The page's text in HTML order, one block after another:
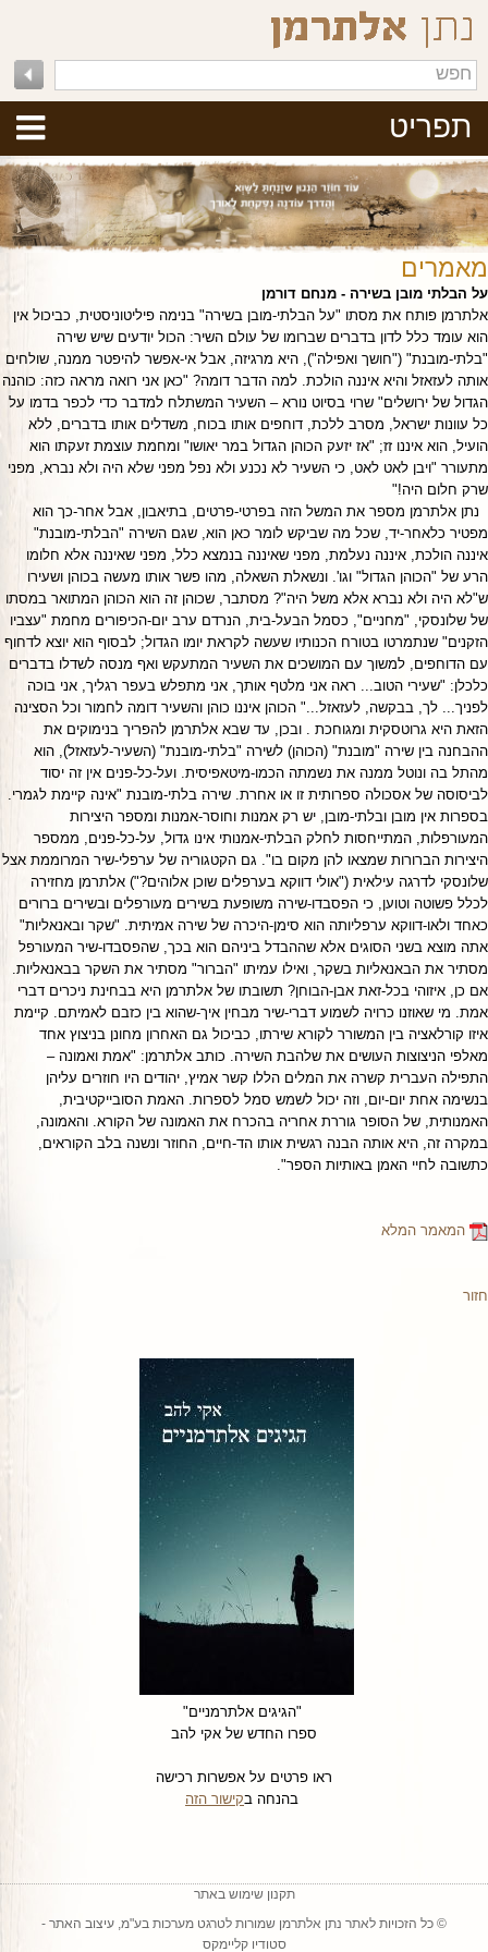
תפריט
מאמרים
על הבלתי מובן בשירה - מנחם דורמן
אלתרמן פותח את מסתו "על הבלתי-מובן בשירה" בנימה פיליטוניסטית, כביכול אין
הוא עומד כלל לדון בדברים שברומו של עולם השיר: הכול יודעים שיש שירה
"בלתי-מובנת" ("חושך ואפילה"), היא מרגיזה, אבל אי-אפשר להיפטר ממנה, שולחים
אותה לעזאזל והיא איננה הולכת. למה הדבר דומה? "כאן אני רואה מראה כזה: כוהנה
הגדול של ירושלים" שרוי בסיוט נורא – השעיר המשתלח למדבר כדי לכפר בדמו על
כל עוונות ישראל, מסרב ללכת, דוחפים אותו בכוח, משדלים אותו בדברים, ללא
הועיל, הוא איננו זז; "אז יזעק הכוהן הגדול במר יאושו" ומחמת עוצמת זעקתו הוא
מתעורר "ויבן לאט לאט, כי השעיר לא נכנע ולא נפל מפני שלא היה ולא נברא, מפני
שרק חלום היה!"
נתן אלתרמן מספר את המשל הזה בפרטי-פרטים, בתיאבון, אבל אחר-כך הוא
מפטיר כלאחר-יד, שכל מה שביקש לומר כאן הוא, שגם השירה "הבלתי-מובנת"
איננה הולכת, איננה נעלמת, מפני שאיננה בנמצא כלל, מפני שאיננה אלא חלומו
הרע של "הכוהן הגדול" וגו'. ונשאלת השאלה, מהו פשר אותו מעשה בכוהן ושעירו
ש"לא היה ולא נברא אלא משל היה"? מסתבר, שכוהן זה הוא הכוהן המתואר במסתו
של שלונסקי, "מחניים", כסמל הבעל-בית, הנרדם ערב יום-הכיפורים מחמת "עצביו
הזקנים" שנתמרטו בטורח הכנותיו שעשה לקראת יומו הגדול; לבסוף הוא יוצא לדחוף
עם הדוחפים, למשוך עם המושכים את השעיר המתעקש ואף מנסה לשדלו בדברים
כלכלן: "שעירי הטוב... ראה אני מלטף אותך, אני מתפלש בעפר רגליך, אני בוכה
לפניך... לך, בבקשה, לעזאזל..." הכוהן איננו כוהן והשעיר דומה לחמור וכל הסצינה
הזאת היא גרוטסקית ומגוחכת . ובכן, עד שבא אלתרמן להפריך בנימוקים את
ההבחנה בין שירה "מובנת" (הכוהן) לשירה "בלתי-מובנת" (השעיר-לעזאזל), הוא
מהתל בה ונוטל ממנה את נשמתה הכמו-מיטאפיסית. ועל-כל-פנים אין זה יסוד
לביסוסה של אסכולה ספרותית זו או אחרת. שירה בלתי-מובנת "אינה קיימת לגמרי.
בספרות אין מובן ובלתי-מובן, יש רק אמנות וחוסר-אמנות ומספר היצירות
המעורפלות, המתייחסות לחלק הבלתי-אמנותי אינו גדול, על-כל-פנים, ממספר
היצירות הברורות שמצאו להן מקום בו". גם הקטגוריה של ערפלי-שיר המרוממת אצל
שלונסקי לדרגה עילאית ("אולי דווקא בערפלים שוכן אלוהים?") אלתרמן מחזירה
לכלל פשוטה וטוען, כי הפסבדו-שירה משופעת בשירים מעורפלים ובשירים ברורים
כאחד ולאו-דווקא ערפליותה הוא סימן-היכרה של שירה אמיתית. "שקר ובאנאליות"
אתה מוצא בשני הסוגים אלא שההבדל ביניהם הוא בכך, שהפסבדו-שיר המעורפל
מסתיר את הבאנאליות בשקר, ואילו עמיתו "הברור" מסתיר את השקר בבאנאליות.
אם כן, איזוהי בכל-זאת אבן-הבוחן? תשובתו של אלתרמן היא בבחינת ניכרים דברי
אמת. מי שאוזנו כרויה לשמוע דברי-שיר מבחין איך-שהוא בין כזבם לאמיתם. קיימת
איזו קורלאציה בין המשורר לקורא שירתו, כביכול גם האחרון מחונן בניצוץ אחד
מאלפי הניצוצות העושים את שלהבת השירה. כותב אלתרמן: "אמת ואמונה –
התפילה העברית קשרה את המלים הללו קשר אמיץ, יהודים היו חוזרים עליהן
בנשימה אחת יום-יום, וזה יכול לשמש סמל לספרות. האמת הסובייקטיבית,
האמנותית, של הסופר גוררת אחריה בהכרח את האמונה של הקורא. והאמונה,
במקרה זה, היא אותה הבנה רגשית אותו הד-חיים, החוזר ונשנה בלב הקוראים,
כתשובה לחיי האמן באותיות הספר".
המאמר המלא
חזור
"הגיגים אלתרמניים"
ספרו החדש של אקי להב
ראו פרטים על אפשרות רכישה
בהנחה בקישור הזה
תקנון שימוש באתר
© כל הזכויות לאתר נתן אלתרמן שמורות לטרגט מערכות בע"מ, עיצוב האתר -
סטודיו קליימקס